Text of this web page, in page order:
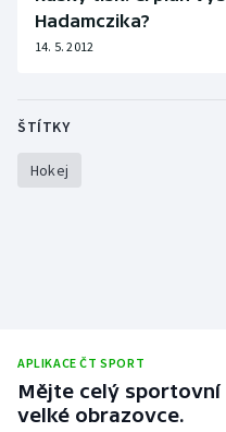
Hadamczika?
14. 5. 2012
ŠTÍTKY
Hokej
APLIKACE ČT SPORT
Mějte celý sportovní
velké obrazovce.